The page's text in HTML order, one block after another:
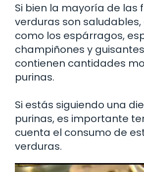
Si bien la mayoría de las
verduras son
como los espárragos,
champiñones y
contienen cantidades
purinas.
Si estás siguiendo una
purinas, es importante
cuenta el consumo de
verduras.